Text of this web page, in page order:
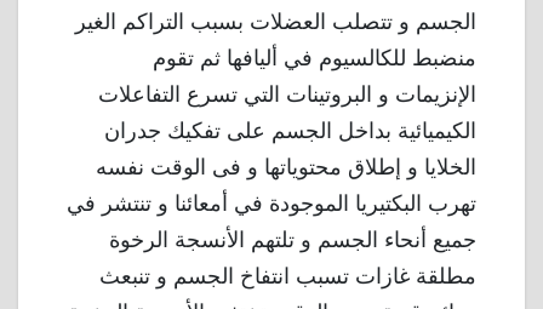
الجسم و تتصلب العضلات بسبب التراكم الغير
منضبط للكالسيوم في أليافها ثم تقوم
الإنزيمات و البروتينات التي تسرع التفاعلات
الكيميائية بداخل الجسم على تفكيك جدران
الخلايا و إطلاق محتوياتها و فى الوقت نفسه
تهرب البكتيريا الموجودة في أمعائنا و تنتشر في
جميع أنحاء الجسم و تلتهم الأنسجة الرخوة
مطلقة غازات تسبب انتفاخ الجسم و تنبعث